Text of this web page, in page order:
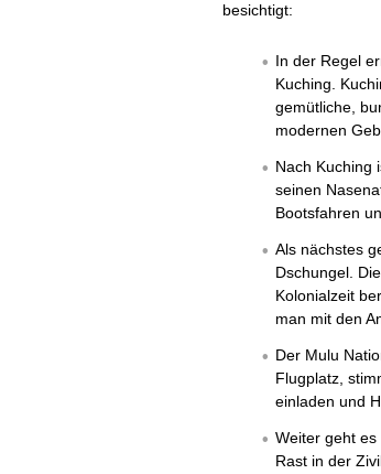
besichtigt:
In der Regel
Kuching.
gemütliche,
modernen
Nach Kuching
seinen
Bootsfahren
Als nächstes
Dschungel.
Kolonialzeit
man mit den
Der Mulu
Flugplatz,
einladen und
Weiter geht
Rast in der